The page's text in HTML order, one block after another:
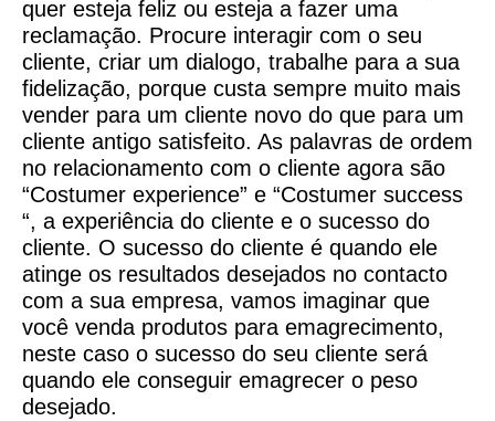
quer esteja feliz ou esteja a fazer uma
reclamação. Procure interagir com o seu
cliente, criar um dialogo, trabalhe para a sua
fidelização, porque custa sempre muito mais
vender para um cliente novo do que para um
cliente antigo satisfeito. As palavras de ordem
no relacionamento com o cliente agora são
“Costumer experience” e “Costumer success
“, a experiência do cliente e o sucesso do
cliente. O sucesso do cliente é quando ele
atinge os resultados desejados no contacto
com a sua empresa, vamos imaginar que
você venda produtos para emagrecimento,
neste caso o sucesso do seu cliente será
quando ele conseguir emagrecer o peso
desejado.